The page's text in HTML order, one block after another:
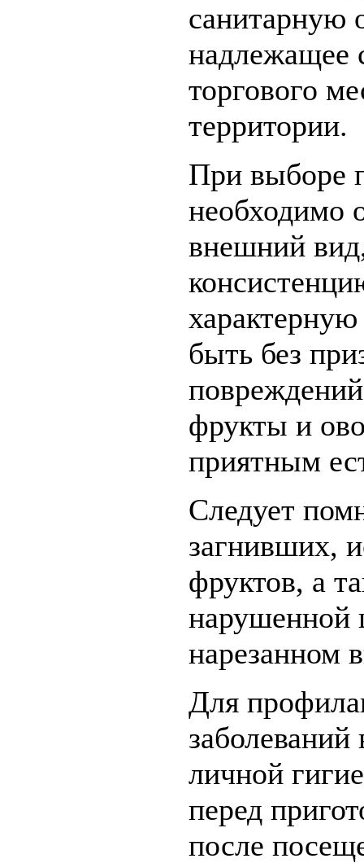
санитарную
надлежащее
торгового
территории.
При выборе
необходимо
внешний
быть без
фрукты и
приятным
Следует
загнивших,
фруктов, а
нарушенной
нарезанном
Для
личной
перед
после